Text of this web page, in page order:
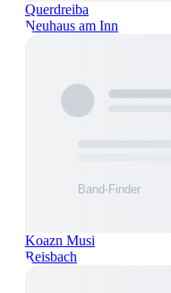
Querdreiba
Neuhaus am Inn
Koazn Musi
Reisbach